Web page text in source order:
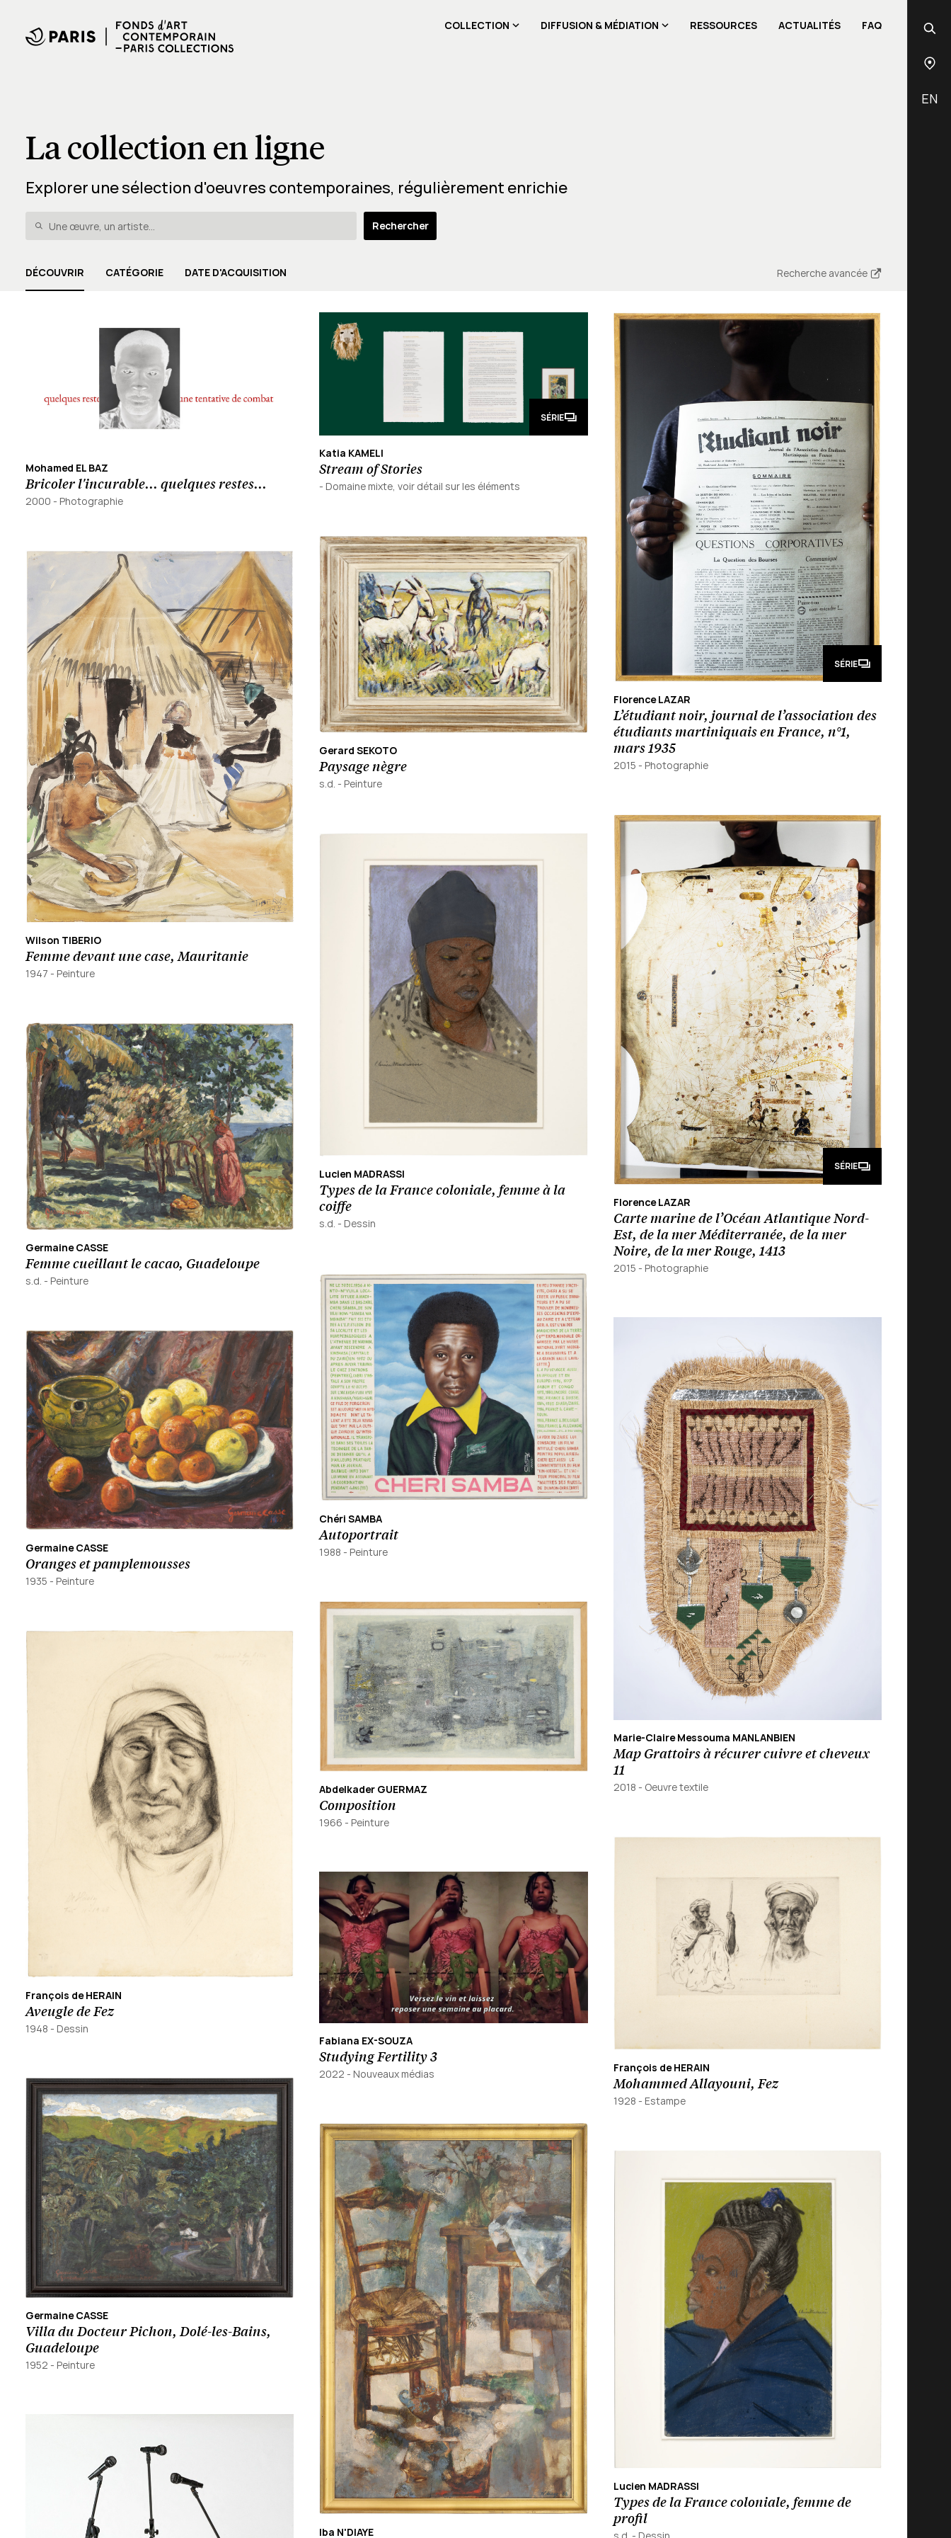
EN
COLLECTION DIFFUSION & MÉDIATION RESSOURCES ACTUALITÉS FAQ
La collection en ligne
Explorer une sélection d'oeuvres contemporaines, régulièrement enrichie
Rechercher
DÉCOUVRIR CATÉGORIE DATE D'ACQUISITION Recherche avancée
Mohamed EL BAZ
Bricoler l'incurable... quelques restes...
2000 - Photographie
SÉRIE
Katia KAMELI
Stream of Stories
- Domaine mixte, voir détail sur les éléments
SÉRIE
Florence LAZAR
L’étudiant noir, journal de l’association des
étudiants martiniquais en France, n°1,
mars 1935
2015 - Photographie
Gerard SEKOTO
Paysage nègre
s.d. - Peinture
Wilson TIBERIO
Femme devant une case, Mauritanie
1947 - Peinture
SÉRIE
Florence LAZAR
Carte marine de l’Océan Atlantique Nord-
Est, de la mer Méditerranée, de la mer
Noire, de la mer Rouge, 1413
2015 - Photographie
Lucien MADRASSI
Types de la France coloniale, femme à la
coiffe
s.d. - Dessin
Germaine CASSE
Femme cueillant le cacao, Guadeloupe
s.d. - Peinture
Chéri SAMBA
Autoportrait
1988 - Peinture
Marie-Claire Messouma MANLANBIEN
Map Grattoirs à récurer cuivre et cheveux
11
2018 - Oeuvre textile
Germaine CASSE
Oranges et pamplemousses
1935 - Peinture
Abdelkader GUERMAZ
Composition
1966 - Peinture
François de HERAIN
Aveugle de Fez
1948 - Dessin
François de HERAIN
Mohammed Allayouni, Fez
1928 - Estampe
Fabiana EX-SOUZA
Studying Fertility 3
2022 - Nouveaux médias
Germaine CASSE
Villa du Docteur Pichon, Dolé-les-Bains,
Guadeloupe
1952 - Peinture
Iba N'DIAYE
Lucien MADRASSI
Types de la France coloniale, femme de
profil